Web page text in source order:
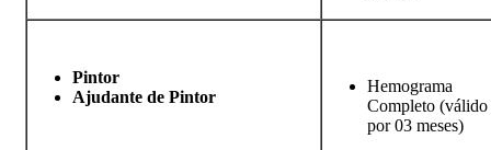
Pintor
Ajudante de Pintor
Hemograma
Completo (válido
por 03 meses)